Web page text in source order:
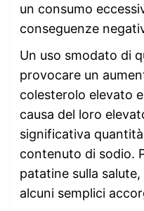
un consumo
conseguenze
Un uso smodato di
provocare un
colesterolo elevato
causa del loro
significativa
contenuto di sodio.
patatine sulla
alcuni semplici